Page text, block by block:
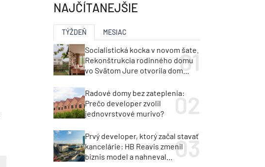
NAJČÍTANEJŠIE
TÝŽDEŇ MESIAC
Socialistická kocka v novom šate.
Rekonštrukcia rodinného domu
vo Svätom Jure otvorila dom
Radové domy bez zateplenia:
Prečo developer zvolil
jednovrstvové murivo?
Prvý developer, ktorý začal stavať
kancelárie: HB Reavis zmenil
biznis model a nahneval